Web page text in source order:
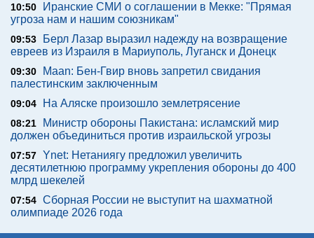
10:50
Иранские СМИ о соглашении в Мекке: "Прямая
угроза нам и нашим союзникам"
09:53
Берл Лазар выразил надежду на возвращение
евреев из Израиля в Мариуполь, Луганск и Донецк
09:30
Maan: Бен-Гвир вновь запретил свидания
палестинским заключенным
09:04 На Аляске произошло землетрясение
08:21
Министр обороны Пакистана: исламский мир
должен объединиться против израильской угрозы
07:57 Ynet: Нетаниягу предложил увеличить
десятилетнюю программу укрепления обороны до 400
млрд шекелей
07:54 Сборная России не выступит на шахматной
олимпиаде 2026 года